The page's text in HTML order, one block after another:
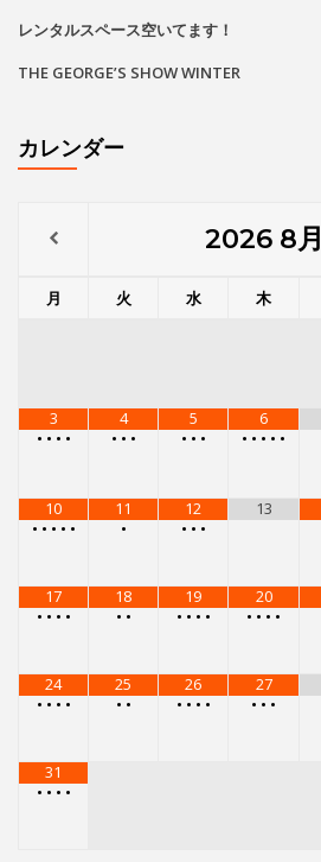
レンタルスペース空いてます！
THE GEORGE’S SHOW WINTER
カレンダー
2026 8月
月 火 水 木
3
• • • •
4
• • •
5
• • •
6
• • • • •
10
• • • • •
11
•
12
• • •
13
17
• • • •
18
• •
19
• • • •
20
• • • •
24
• • • •
25
• •
26
• • • •
27
• • •
31
• • • •